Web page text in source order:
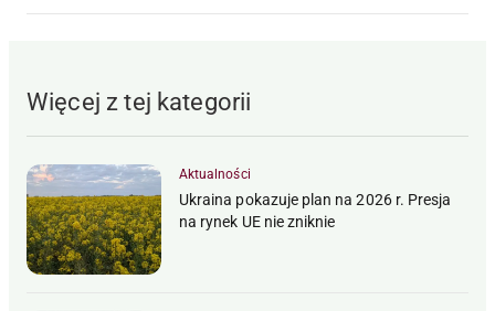
Więcej z tej kategorii
Aktualności
Ukraina pokazuje plan na 2026 r. Presja
na rynek UE nie zniknie